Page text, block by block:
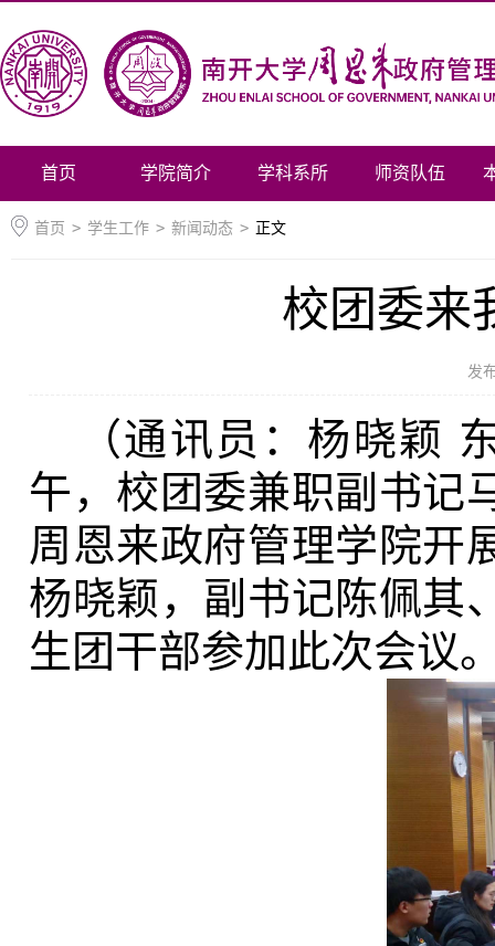
首页 学院简介 学科系所 师资队伍
首页 > 学生工作 > 新闻动态 > 正文
校团委来
发
（通讯员：杨晓颖
午，校团委兼职副书记
周恩来政府管理学院开
杨晓颖，副书记陈佩其
生团干部参加此次会议